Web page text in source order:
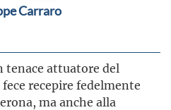
Carraro
tenace attuatore del
recepire fedelmente
ma anche alla